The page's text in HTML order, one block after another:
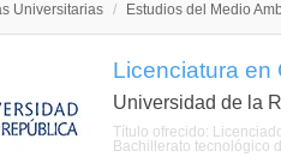
Universitarias / Estudios del Medio
Licenciatura en
Universidad de la
Título ofrecido:
Bachillerato tecnológico